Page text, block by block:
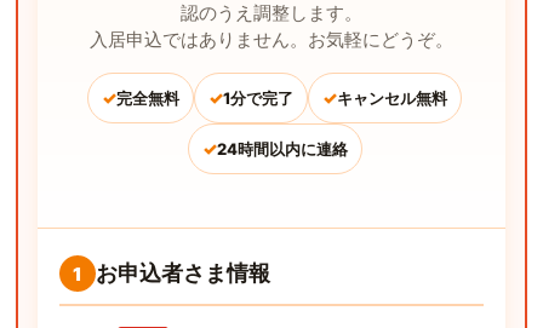
認のうえ調整します。
入居申込ではありません。お気軽にどうぞ。
✓完全無料 ✓1分で完了 ✓キャンセル無料
✓24時間以内に連絡
1 お申込者さま情報